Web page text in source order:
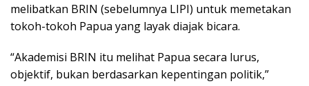
melibatkan BRIN (sebelumnya LIPI) untuk memetakan
tokoh-tokoh Papua yang layak diajak bicara.
“Akademisi BRIN itu melihat Papua secara lurus,
objektif, bukan berdasarkan kepentingan politik,”